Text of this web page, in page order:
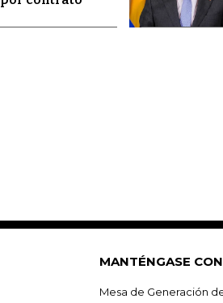
MANTÉNGASE
Mesa de Generación